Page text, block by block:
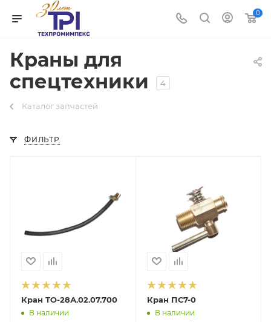
0
Краны для
спецтехники
4
Каталог запчастей
ФИЛЬТР
Кран ТО-28А.02.07.700
В наличии
Кран ПС7-0
В наличии